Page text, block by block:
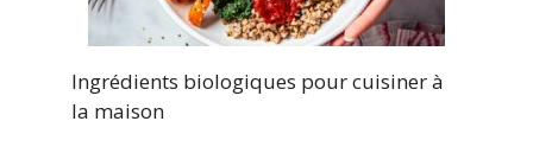
Ingrédients biologiques pour cuisiner à
la maison